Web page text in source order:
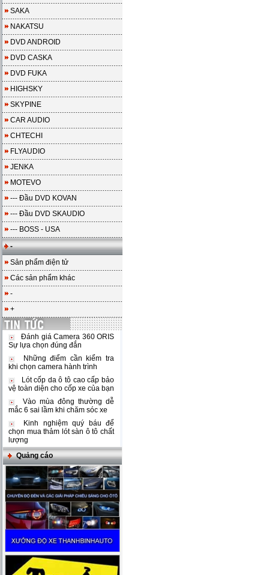
SAKA
NAKATSU
DVD ANDROID
DVD CASKA
DVD FUKA
HIGHSKY
SKYPINE
CAR AUDIO
CHTECHI
FLYAUDIO
JENKA
MOTEVO
--- Đầu DVD KOVAN
--- Đầu DVD SKAUDIO
--- BOSS - USA
-
Sản phẩm điện tử
Các sản phẩm khác
-
+
Đánh giá Camera 360 ORIS
Sự lựa chọn đúng đắn
Những điểm cần kiểm tra
khi chọn camera hành trình
Lót cốp da ô tô cao cấp bảo
vệ toàn diện cho cốp xe của bạn
Vào mùa đông thường dễ
mắc 6 sai lầm khi chăm sóc xe
Kinh nghiệm quý báu để
chọn mua thảm lót sàn ô tô chất
lượng
Quảng cáo